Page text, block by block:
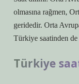
olmasına rağmen,
geridedir. Orta
Türkiye saatinden de
Türkiye